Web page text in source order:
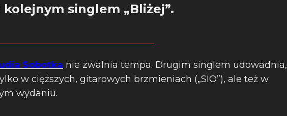
singlem „Bliżej”.
Sobotka nie zwalnia tempa. Drugim singlem udowadnia,
w cięższych, gitarowych brzmieniach („SIO”), ale też w
wydaniu.